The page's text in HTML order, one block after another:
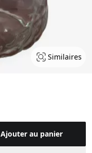
Similaires
Ajouter au panier